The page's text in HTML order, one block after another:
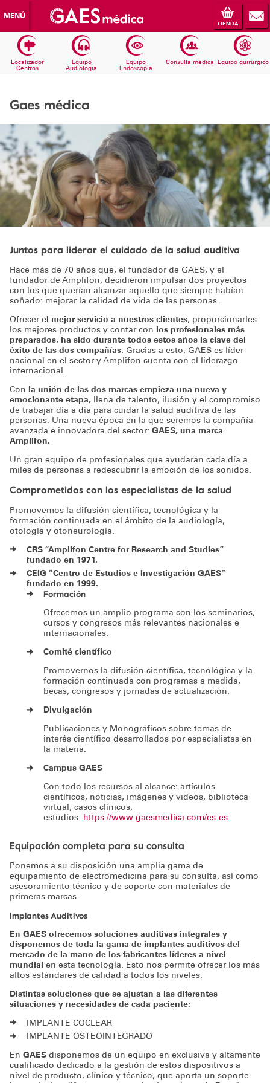
MENÚ
TIENDA
Localizador
Centros
Equipo
Audiologia
Equipo
Endoscopia
Consulta médica Equipo quirúrgico
Gaes médica
Juntos para liderar el cuidado de la salud auditiva
Hace más de 70 años que, el fundador de GAES, y el
fundador de Amplifon, decidieron impulsar dos proyectos
con los que querían alcanzar aquello que siempre habían
soñado: mejorar la calidad de vida de las personas.
Ofrecerel mejor servicio a nuestros clientes, proporcionarles
los mejores productos y contar con los profesionales más
preparados, ha sido durante todos estos años la clave del
éxito de las dos compañías. Gracias a esto, GAES es líder
nacional en el sector y Amplifon cuenta con el liderazgo
internacional.
Con la unión de las dos marcas empieza una nueva y
emocionante etapa, llena de talento, ilusión y el compromiso
de trabajar día a día para cuidar la salud auditiva de las
personas. Una nueva época en la que seremos la compañía
avanzada e innovadora del sector: GAES, una marca
Amplifon.
Un gran equipo de profesionales que ayudarán cada día a
miles de personas a redescubrir la emoción de los sonidos.
Comprometidos con los especialistas de la salud
Promovemos la difusión científica, tecnológica y la
formación continuada en el ámbito de la audiología,
otología y otoneurología.
CRS “Amplifon Centre for Research and Studies”
fundado en 1971.
CEIG “Centro de Estudios e Investigación GAES”
fundado en 1999.
Formación
Ofrecemos un amplio programa con los seminarios,
cursos y congresos más relevantes nacionales e
internacionales.
Comité científico
Promovernos la difusión científica, tecnológica y la
formación continuada con programas a medida,
becas, congresos y jornadas de actualización.
Divulgación
Publicaciones y Monográficos sobre temas de
interés científico desarrollados por especialistas en
la materia.
Campus GAES
Con todo los recursos al alcance: artículos
científicos, noticias, imágenes y videos, biblioteca
virtual, casos clínicos,
estudios. https://www.gaesmedica.com/es-es
Equipación completa para su consulta
Ponemos a su disposición una amplia gama de
equipamiento de electromedicina para su consulta, así como
asesoramiento técnico y de soporte con materiales de
primeras marcas.
Implantes Auditivos
En GAES ofrecemos soluciones auditivas integrales y
disponemos de toda la gama de implantes auditivos del
mercado de la mano de los fabricantes líderes a nivel
mundial en esta tecnología. Esto nos permite ofrecer los más
altos estándares de calidad a todos los niveles.
Distintas soluciones que se ajustan a las diferentes
situaciones y necesidades de cada paciente:
IMPLANTE COCLEAR
IMPLANTE OSTEOINTEGRADO
En GAES disponemos de un equipo en exclusiva y altamente
cualificado dedicado a la gestión de estos dispositivos a
nivel de producto, clínico y técnico, que aporta un soporte